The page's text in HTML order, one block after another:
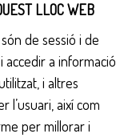
LLOC WEB
de sessió i de
a informació
i altres
l’usuari, així com
per millorar i